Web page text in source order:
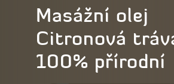
Masážní olej
Citronová
100% přírodní